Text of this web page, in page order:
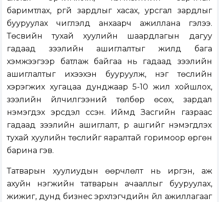
баримтлах, үргүй зардлыг хасах, урсгал зардлыг
бууруулах чиглэлд анхаарч ажиллана гэлээ.
Төсвийн тухай хуулийн шаардлагын дагуу
гадаад зээлийн ашиглалтыг жилд бага
хэмжээгээр батлаж байгаа нь гадаад зээлийн
ашиглалтыг ихээхэн бууруулж, нэг төслийн
хэрэгжих хугацаа дунджаар 5-10 жил хойшлох,
зээлийн үйлчилгээний төлбөр өсөх, зардал
нэмэгдэх эрсдэл үүссэн. Иймд Засгийн газраас
гадаад зээлийн ашиглалт, үр ашгийг нэмэгдүүлэх
тухай хуулийн төслийг яаралтай горимоор өргөн
барина гэв.
Татварын хуулиудын өөрчлөлт нь иргэн, аж
ахуйн нэгжийн татварын ачааллыг бууруулах,
жижиг, дунд бизнес эрхлэгчдийн үйл ажиллагааг